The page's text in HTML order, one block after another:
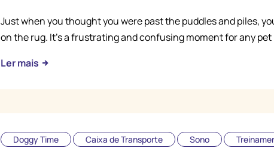
Just when you thought you were past the puddles and piles,
on the rug. It’s a frustrating and confusing moment for any
Ler mais
Doggy Time Caixa de Transporte Sono